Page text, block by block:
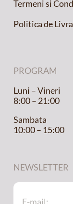
Termeni si
Politica de
PROGRAM
Luni – Vineri
8:00 – 21:00
Sambata
10:00 – 15:00
NEWSLETTER